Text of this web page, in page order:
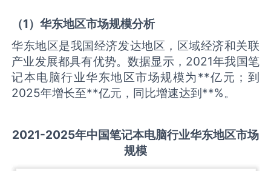
（1）华东地区市场规模分析
华东地区是我国经济发达地区，区域经济和关联
产业发展都具有优势。数据显示，2021年我国笔
记本电脑行业华东地区市场规模为**亿元；到
2025年增长至**亿元，同比增速达到**%。
2021-2025年中国笔记本电脑行业华东地区市场
规模